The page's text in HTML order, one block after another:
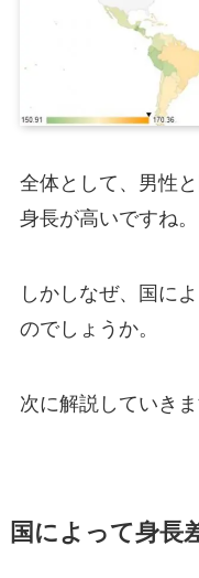
全体として、男性
身長が高いですね。
しかしなぜ、国に
のでしょうか。
次に解説していきま
国によって身長